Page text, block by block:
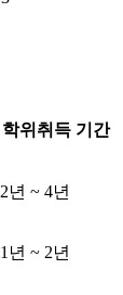
학위취득 기간
2년 ~ 4년
1년 ~ 2년